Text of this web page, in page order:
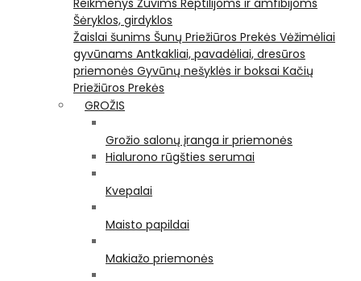
Reikmenys Žuvims Reptilijoms ir amfibijoms
Šėryklos, girdyklos
Žaislai šunims Šunų Priežiūros Prekės Vėžimėliai
gyvūnams Antkakliai, pavadėliai, dresūros
priemonės Gyvūnų nešyklės ir boksai Kačių
Priežiūros Prekės
GROŽIS
Grožio salonų įranga ir priemonės
Hialurono rūgšties serumai
Kvepalai
Maisto papildai
Makiažo priemonės